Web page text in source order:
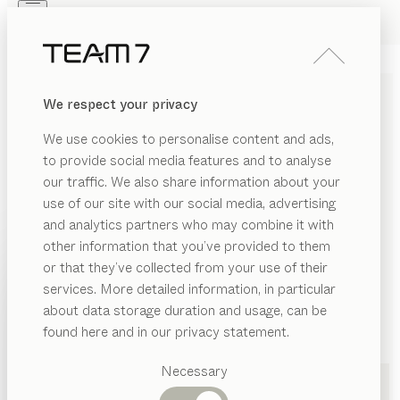
We respect your privacy
We use cookies to personalise content and ads,
to provide social media features and to analyse
our traffic. We also share information about your
use of our site with our social media, advertising
and analytics partners who may combine it with
other information that you’ve provided to them
or that they’ve collected from your use of their
services. More detailed information, in particular
about data storage duration and usage, can be
found here and in our privacy statement.
Necessary
PRODUKTE
INSPIRATION
HÄNDLER
Vorgeschlagene
Kategorien
PRODUKTE
INSPIRATION
ÜBER UNS
KÜCHEN IN
RECKLINGHAUSEN VON
TEAM 7
LISTE
KARTE